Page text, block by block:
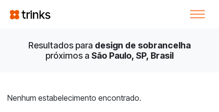
Resultados para design de sobrancelha
próximos a São Paulo, SP, Brasil
Nenhum estabelecimento encontrado.